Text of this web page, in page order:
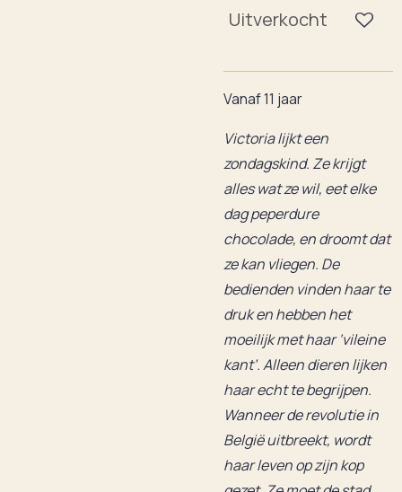
Uitverkocht
Vanaf 11 jaar
Victoria lijkt een
zondagskind. Ze krijgt
alles wat ze wil, eet elke
dag peperdure
chocolade, en droomt dat
ze kan vliegen. De
bedienden vinden haar te
druk en hebben het
moeilijk met haar ‘vileine
kant’. Alleen dieren lijken
haar echt te begrijpen.
Wanneer de revolutie in
België uitbreekt, wordt
haar leven op zijn kop